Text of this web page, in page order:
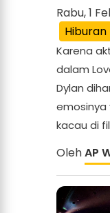
Rabu, 1
Hiburan
Karena
dalam
Dylan
emosinya
kacau di
OlehAP